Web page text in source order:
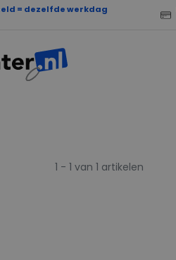
= dezelfde werkdag
1 - 1 van 1 artikelen